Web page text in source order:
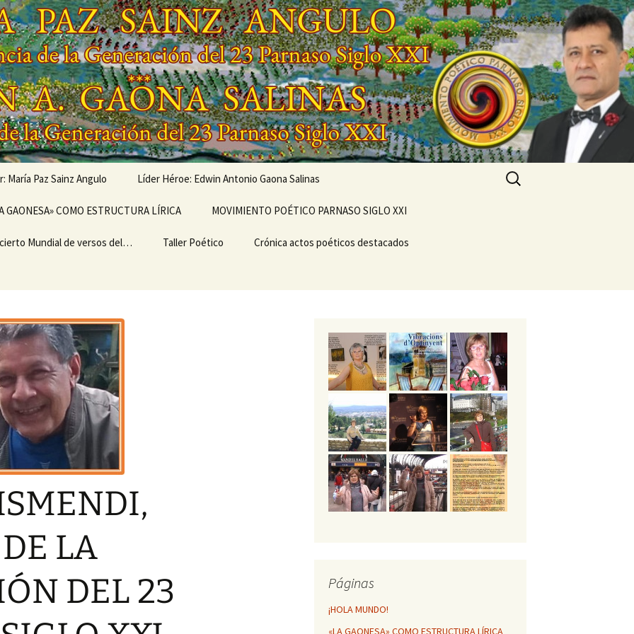
María Paz Sainz Angulo
de…
Escritura Poemarios POEMARIO «POETA
HUELLAS POÉTICAS DE
MI VIDA
Vibracions d’Ontinyent
Líder Héroe: Edwin Antonio Gaona Salinas
OBRAS MUSICALIZADAS
LEGADO
GAONESA» COMO ESTRUCTURA LÍRICA MOVIMIENTO POÉTICO PARNASO SIGLO XXI
EL ULTRABARDISMO
23
XXI
Mundial de versos del…
POÉTICO
SIGLO XXI
DEL
CONCIERTO
DE VERSOS
PARNASO DEL
XXI»
INTERNACIONAL
CONCIERTO
DE VERSOS
XXI»
DEL 23
SIGLO XXI»
JOSEPT ESAÚ OCHOA
ESPAÑOL…, PRIMER
Taller Poético Crónica actos poéticos destacados
I GALERÍA TEMÁTICA DE
VERSOS DEL INFINITO
Buscar:
LA
DEL 23
Páginas
¡HOLA MUNDO!
«LA GAONESA» COMO ESTRUCTURA LÍRICA